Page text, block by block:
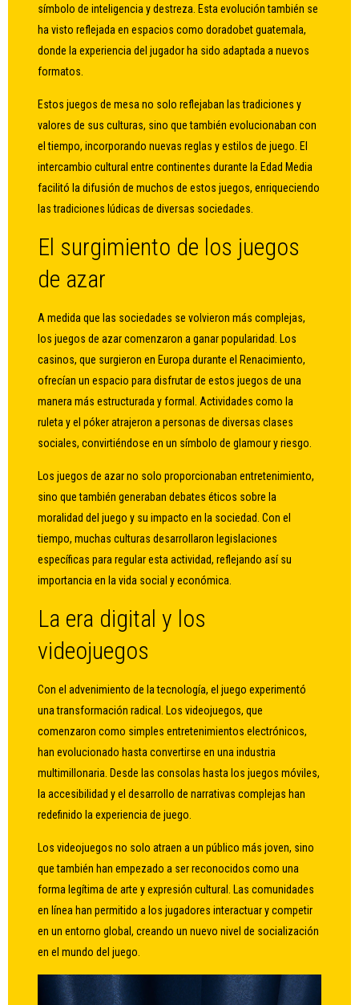
símbolo de inteligencia y destreza. Esta evolución también se
ha visto reflejada en espacios como doradobet guatemala,
donde la experiencia del jugador ha sido adaptada a nuevos
formatos.
Estos juegos de mesa no solo reflejaban las tradiciones y
valores de sus culturas, sino que también evolucionaban con
el tiempo, incorporando nuevas reglas y estilos de juego. El
intercambio cultural entre continentes durante la Edad Media
facilitó la difusión de muchos de estos juegos, enriqueciendo
las tradiciones lúdicas de diversas sociedades.
El surgimiento de los juegos
de azar
A medida que las sociedades se volvieron más complejas,
los juegos de azar comenzaron a ganar popularidad. Los
casinos, que surgieron en Europa durante el Renacimiento,
ofrecían un espacio para disfrutar de estos juegos de una
manera más estructurada y formal. Actividades como la
ruleta y el póker atrajeron a personas de diversas clases
sociales, convirtiéndose en un símbolo de glamour y riesgo.
Los juegos de azar no solo proporcionaban entretenimiento,
sino que también generaban debates éticos sobre la
moralidad del juego y su impacto en la sociedad. Con el
tiempo, muchas culturas desarrollaron legislaciones
específicas para regular esta actividad, reflejando así su
importancia en la vida social y económica.
La era digital y los
videojuegos
Con el advenimiento de la tecnología, el juego experimentó
una transformación radical. Los videojuegos, que
comenzaron como simples entretenimientos electrónicos,
han evolucionado hasta convertirse en una industria
multimillonaria. Desde las consolas hasta los juegos móviles,
la accesibilidad y el desarrollo de narrativas complejas han
redefinido la experiencia de juego.
Los videojuegos no solo atraen a un público más joven, sino
que también han empezado a ser reconocidos como una
forma legítima de arte y expresión cultural. Las comunidades
en línea han permitido a los jugadores interactuar y competir
en un entorno global, creando un nuevo nivel de socialización
en el mundo del juego.